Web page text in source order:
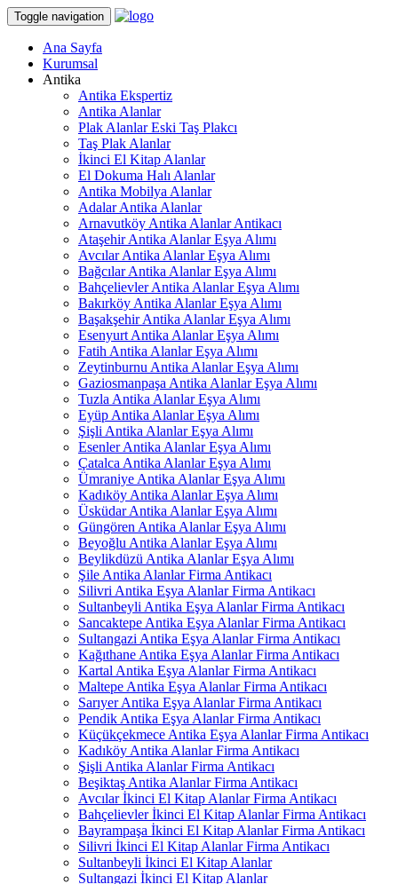
Toggle navigation
Ana Sayfa
Kurumsal
Antika
Antika Ekspertiz
Antika Alanlar
Plak Alanlar Eski Taş Plakcı
Taş Plak Alanlar
İkinci El Kitap Alanlar
El Dokuma Halı Alanlar
Antika Mobilya Alanlar
Adalar Antika Alanlar
Arnavutköy Antika Alanlar Antikacı
Ataşehir Antika Alanlar Eşya Alımı
Avcılar Antika Alanlar Eşya Alımı
Bağcılar Antika Alanlar Eşya Alımı
Bahçelievler Antika Alanlar Eşya Alımı
Bakırköy Antika Alanlar Eşya Alımı
Başakşehir Antika Alanlar Eşya Alımı
Esenyurt Antika Alanlar Eşya Alımı
Fatih Antika Alanlar Eşya Alımı
Zeytinburnu Antika Alanlar Eşya Alımı
Gaziosmanpaşa Antika Alanlar Eşya Alımı
Tuzla Antika Alanlar Eşya Alımı
Eyüp Antika Alanlar Eşya Alımı
Şişli Antika Alanlar Eşya Alımı
Esenler Antika Alanlar Eşya Alımı
Çatalca Antika Alanlar Eşya Alımı
Ümraniye Antika Alanlar Eşya Alımı
Kadıköy Antika Alanlar Eşya Alımı
Üsküdar Antika Alanlar Eşya Alımı
Güngören Antika Alanlar Eşya Alımı
Beyoğlu Antika Alanlar Eşya Alımı
Beylikdüzü Antika Alanlar Eşya Alımı
Şile Antika Alanlar Firma Antikacı
Silivri Antika Eşya Alanlar Firma Antikacı
Sultanbeyli Antika Eşya Alanlar Firma Antikacı
Sancaktepe Antika Eşya Alanlar Firma Antikacı
Sultangazi Antika Eşya Alanlar Firma Antikacı
Kağıthane Antika Eşya Alanlar Firma Antikacı
Kartal Antika Eşya Alanlar Firma Antikacı
Maltepe Antika Eşya Alanlar Firma Antikacı
Sarıyer Antika Eşya Alanlar Firma Antikacı
Pendik Antika Eşya Alanlar Firma Antikacı
Küçükçekmece Antika Eşya Alanlar Firma Antikacı
Kadıköy Antika Alanlar Firma Antikacı
Şişli Antika Alanlar Firma Antikacı
Beşiktaş Antika Alanlar Firma Antikacı
Avcılar İkinci El Kitap Alanlar Firma Antikacı
Bahçelievler İkinci El Kitap Alanlar Firma Antikacı
Bayrampaşa İkinci El Kitap Alanlar Firma Antikacı
Silivri İkinci El Kitap Alanlar Firma Antikacı
Sultanbeyli İkinci El Kitap Alanlar
Sultangazi İkinci El Kitap Alanlar